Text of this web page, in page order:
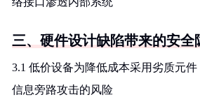
三、硬件设计缺陷带来的安全
3.1 低价设备为降低成本采用劣质元
信息旁路攻击的风险